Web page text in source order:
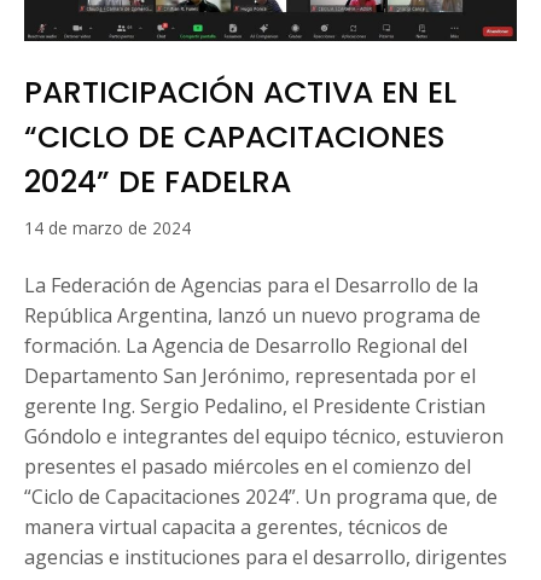
PARTICIPACIÓN ACTIVA EN EL
“CICLO DE CAPACITACIONES
2024” DE FADELRA
14 de marzo de 202416
marzo
de
2024
La Federación de Agencias para el Desarrollo de la
República Argentina, lanzó un nuevo programa de
formación. La Agencia de Desarrollo Regional del
Departamento San Jerónimo, representada por el
gerente Ing. Sergio Pedalino, el Presidente Cristian
Góndolo e integrantes del equipo técnico, estuvieron
presentes el pasado miércoles en el comienzo del
“Ciclo de Capacitaciones 2024”. Un programa que, de
manera virtual capacita a gerentes, técnicos de
agencias e instituciones para el desarrollo, dirigentes